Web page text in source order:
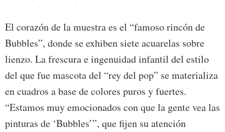
El corazón de la muestra es el “famoso rincón de
Bubbles”, donde se exhiben siete acuarelas sobre
lienzo. La frescura e ingenuidad infantil del estilo
del que fue mascota del “rey del pop” se materializa
en cuadros a base de colores puros y fuertes.
“Estamos muy emocionados con que la gente vea las
pinturas de ‘Bubbles’”, que fijen su atención